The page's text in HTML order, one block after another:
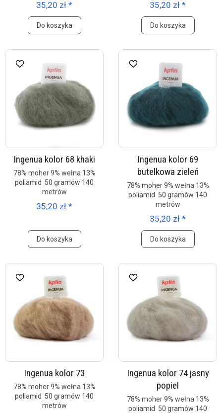
35,20 zł *
Do koszyka
35,20 zł *
Do koszyka
Ingenua kolor 68 khaki
78% moher 9% wełna 13%
poliamid 50 gramów 140
metrów
35,20 zł *
Do koszyka
Ingenua kolor 69
butelkowa zieleń
78% moher 9% wełna 13%
poliamid 50 gramów 140
metrów
35,20 zł *
Do koszyka
Ingenua kolor 73
78% moher 9% wełna 13%
poliamid 50 gramów 140
metrów
Ingenua kolor 74 jasny
popiel
78% moher 9% wełna 13%
poliamid 50 gramów 140